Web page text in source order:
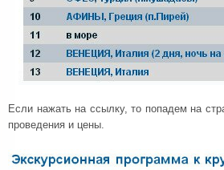
Если нажать на ссылку, то попадем на
проведения и цены.